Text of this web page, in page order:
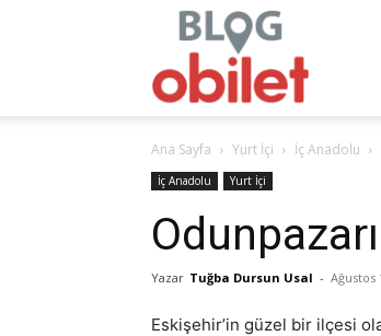
Blog
Ana Sayfa Yurt İçi İç Anadolu
İç Anadolu Yurt İçi
Yazar Tuğba Dursun Usal - Ağustos
Eskişehir’in güzel bir ilçesi